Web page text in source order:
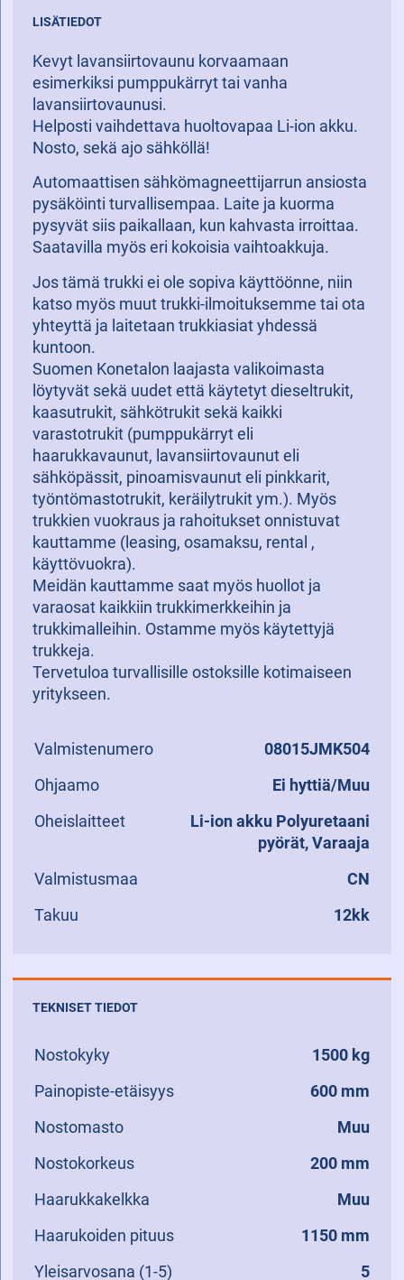
LISÄTIEDOT
Kevyt lavansiirtovaunu korvaamaan
esimerkiksi pumppukärryt tai vanha
lavansiirtovaunusi.
Helposti vaihdettava huoltovapaa Li-ion akku.
Nosto, sekä ajo sähköllä!
Automaattisen sähkömagneettijarrun ansiosta
pysäköinti turvallisempaa. Laite ja kuorma
pysyvät siis paikallaan, kun kahvasta irroittaa.
Saatavilla myös eri kokoisia vaihtoakkuja.
Jos tämä trukki ei ole sopiva käyttöönne, niin
katso myös muut trukki-ilmoituksemme tai ota
yhteyttä ja laitetaan trukkiasiat yhdessä
kuntoon.
Suomen Konetalon laajasta valikoimasta
löytyvät sekä uudet että käytetyt dieseltrukit,
kaasutrukit, sähkötrukit sekä kaikki
varastotrukit (pumppukärryt eli
haarukkavaunut, lavansiirtovaunut eli
sähköpässit, pinoamisvaunut eli pinkkarit,
työntömastotrukit, keräilytrukit ym.). Myös
trukkien vuokraus ja rahoitukset onnistuvat
kauttamme (leasing, osamaksu, rental ,
käyttövuokra).
Meidän kauttamme saat myös huollot ja
varaosat kaikkiin trukkimerkkeihin ja
trukkimalleihin. Ostamme myös käytettyjä
trukkeja.
Tervetuloa turvallisille ostoksille kotimaiseen
yritykseen.
Valmistenumero
08015JMK504
Ohjaamo
Ei hyttiä/Muu
Oheislaitteet
Li-ion akku Polyuretaani
pyörät, Varaaja
Valmistusmaa
CN
Takuu
12kk
TEKNISET TIEDOT
Nostokyky
1500 kg
Painopiste-etäisyys
600 mm
Nostomasto
Muu
Nostokorkeus
200 mm
Haarukkakelkka
Muu
Haarukoiden pituus
1150 mm
Yleisarvosana (1-5)
5